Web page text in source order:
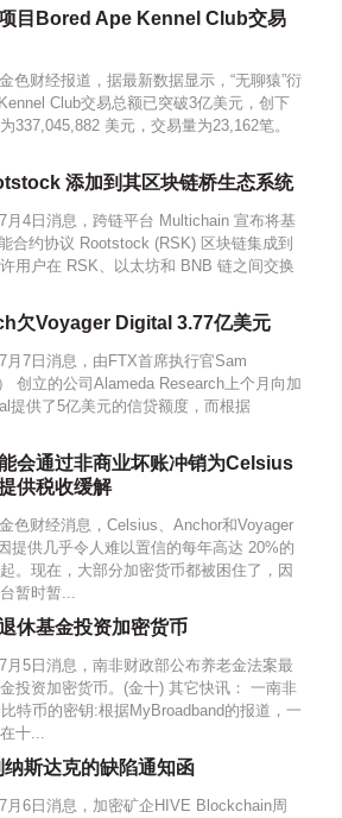
目Bored Ape Kennel Club交易
金色财经报道，据最新数据显示，“无聊猿”衍
Club交易总额已突破3亿美元，创下
337,045,882 美元，交易量为23,162笔。
添加到其区块链桥生态系统
7月4日消息，跨链平台 Multichain 宣布将基
合约协议 Rootstock (RSK) 区块链集成到
用户在 RSK、以太坊和 BNB 链之间交换
欠Voyager Digital 3.77亿美元
7月7日消息，由FTX首席执行官Sam
创立的公司Alameda Research上个月向加
提供了5亿美元的信贷额度，而根据
会通过非商业坏账冲销为Celsius
供税收缓解
金色财经消息，Celsius、Anchor和Voyager
提供几乎令人难以置信的每年高达 20%的
。现在，大部分加密货币都被困住了，因
暂时暂...
休基金投资加密货币
7月5日消息，南非财政部公布养老金法案最
投资加密货币。(金十) 其它快讯： 一南非
特币的密钥:根据MyBroadband的报道，一
十...
斯达克的缺陷通知函
7月6日消息，加密矿企HIVE Blockchain周